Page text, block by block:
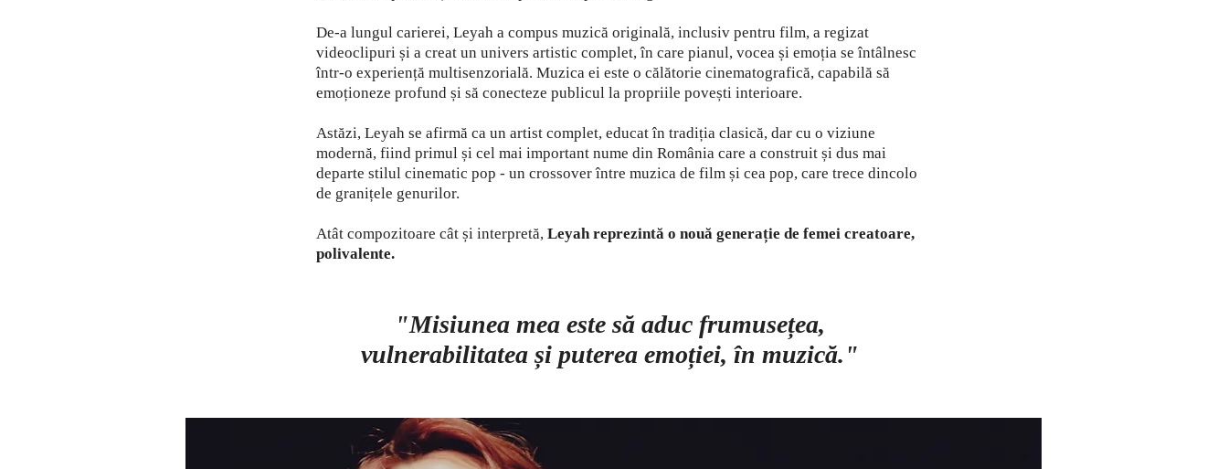
De-a lungul carierei, Leyah a compus muzică originală, inclusiv pentru film, a regizat
videoclipuri și a creat un univers artistic complet, în care pianul, vocea și emoția se întâlnesc
într-o experiență multisenzorială. Muzica ei este o călătorie cinematografică, capabilă să
emoționeze profund și să conecteze publicul la propriile povești interioare.
Astăzi, Leyah se afirmă ca un artist complet, educat în tradiția clasică, dar cu o viziune
modernă, fiind primul și cel mai important nume din România care a construit și dus mai
departe stilul cinematic pop - un crossover între muzica de film și cea pop, care trece dincolo
de granițele genurilor.
Atât compozitoare cât și interpretă, Leyah reprezintă o nouă generație de femei creatoare,
polivalente.
"Misiunea mea este să aduc frumusețea,
vulnerabilitatea și puterea emoției, în muzică."